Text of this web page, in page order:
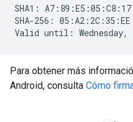
SHA1:
SHA-256:
Para obtener más
Android, consulta Cómo